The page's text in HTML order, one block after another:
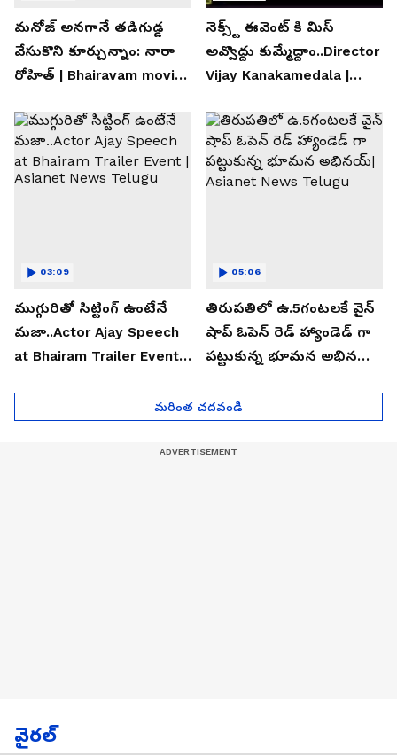
మనోజ్ అనగానే తడిగుడ్డ
వేసుకొని కూర్చున్నాం: నారా
రోహిత్ | Bhairavam movie |
నెక్స్ట్ ఈవెంట్ కి మిస్
అవ్వొద్దు కుమ్మేద్దాం..Director
Vijay Kanakamedala |
ముగ్గురితో సిట్టింగ్ ఉంటేనే
మజా..Actor Ajay Speech
at Bhairam Trailer Event |
03:09
తిరుపతిలో ఉ.5గంటలకే వైన్
షాప్ ఓపెన్ రెడ్ హ్యాండెడ్ గా
పట్టుకున్న భూమన అభినయ్|
05:06
మరింత చదవండి
వైరల్